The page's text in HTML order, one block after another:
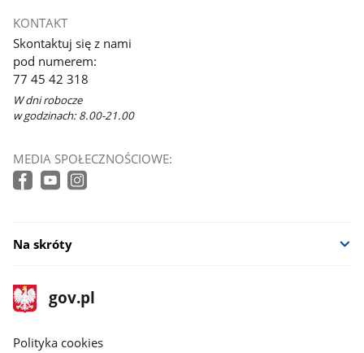
KONTAKT
Skontaktuj się z nami
pod numerem:
77 45 42 318
W dni robocze
w godzinach: 8.00-21.00
MEDIA SPOŁECZNOŚCIOWE:
Na skróty
stopka
gov.pl
Strona
gov.pl
gov.pl
Polityka cookies